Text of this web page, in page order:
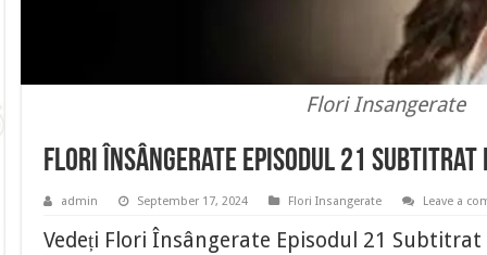
Flori Insangerate
Flori Însângerate Episodul 21 Subtitrat
admin September 17, 2024 Flori Insangerate Leave a
Vedeți Flori Însângerate Episodul 21